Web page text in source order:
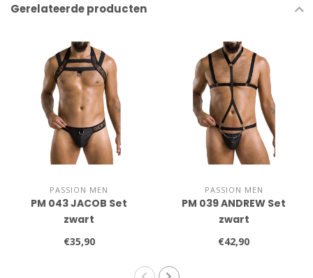
Gerelateerde producten
PASSION MEN
PM 043 JACOB Set
zwart
€35,90
PASSION MEN
PM 039 ANDREW Set
zwart
€42,90